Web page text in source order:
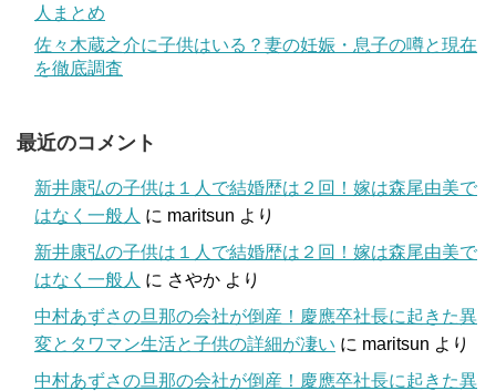
人まとめ
佐々木蔵之介に子供はいる？妻の妊娠・息子の噂と現在
を徹底調査
最近のコメント
新井康弘の子供は１人で結婚歴は２回！嫁は森尾由美で
はなく一般人 に maritsun より
新井康弘の子供は１人で結婚歴は２回！嫁は森尾由美で
はなく一般人 に さやか より
中村あずさの旦那の会社が倒産！慶應卒社長に起きた異
変とタワマン生活と子供の詳細が凄い に maritsun より
中村あずさの旦那の会社が倒産！慶應卒社長に起きた異